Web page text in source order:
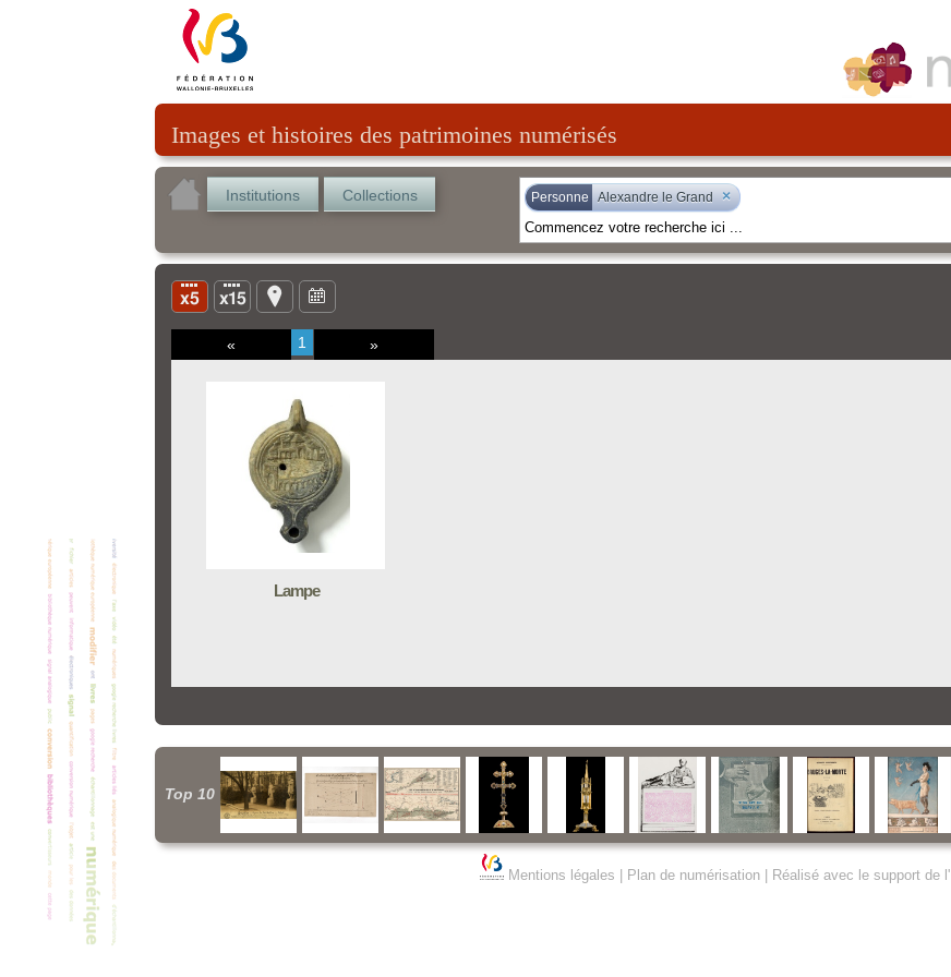
Images et histoires des patrimoines numérisés
Institutions Collections Personne Alexandre le Grand ×
« 1 »
Lampe
Top 10
Mentions légales Plan de numérisation| Réalisé avec le support de l'